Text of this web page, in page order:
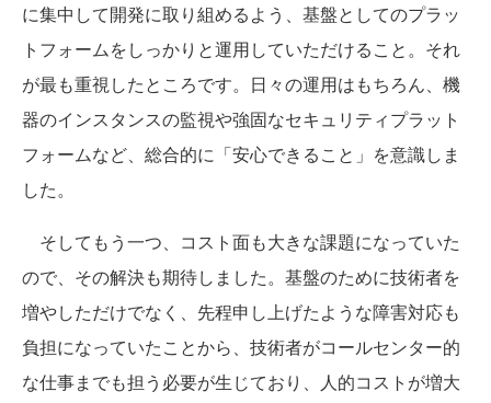
に集中して開発に取り組めるよう、基盤としてのプラッ
トフォームをしっかりと運用していただけること。それ
が最も重視したところです。日々の運用はもちろん、機
器のインスタンスの監視や強固なセキュリティプラット
フォームなど、総合的に「安心できること」を意識しま
した。
そしてもう一つ、コスト面も大きな課題になっていた
ので、その解決も期待しました。基盤のために技術者を
増やしただけでなく、先程申し上げたような障害対応も
負担になっていたことから、技術者がコールセンター的
な仕事までも担う必要が生じており、人的コストが増大